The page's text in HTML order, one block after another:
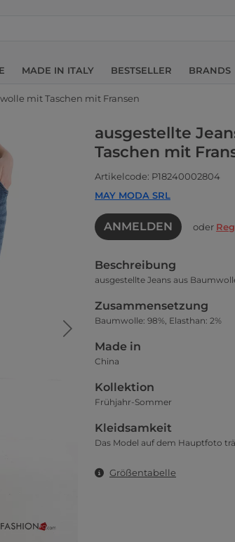
MADE IN ITALY BESTSELLER BRANDS
mit Taschen mit Fransen
ausgestellte
Taschen mit
Artikelcode: P18240002804
MAY MODA SRL
ANMELDEN oder
Beschreibung
ausgestellte Jeans aus
Zusammensetzung
Baumwolle: 98%, Elasthan: 2%
Made in
China
Kollektion
Frühjahr-Sommer
Kleidsamkeit
Das Model auf dem Hauptfoto
Größentabelle